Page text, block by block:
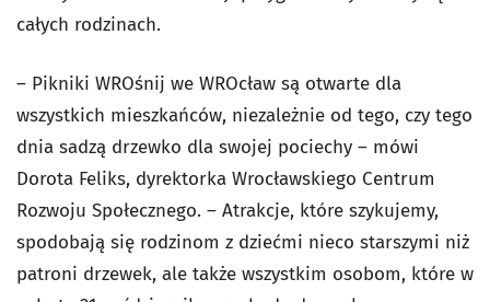
całych rodzinach.
– Pikniki WROśnij we WROcław są otwarte dla
wszystkich mieszkańców, niezależnie od tego, czy tego
dnia sadzą drzewko dla swojej pociechy – mówi
Dorota Feliks, dyrektorka Wrocławskiego Centrum
Rozwoju Społecznego. – Atrakcje, które szykujemy,
spodobają się rodzinom z dziećmi nieco starszymi niż
patroni drzewek, ale także wszystkim osobom, które w